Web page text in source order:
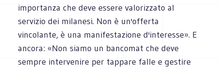
importanza che deve essere valorizzato al
servizio dei milanesi. Non è un'offerta
vincolante, è una manifestazione d'interesse». E
ancora: «Non siamo un bancomat che deve
sempre intervenire per tappare falle e gestire